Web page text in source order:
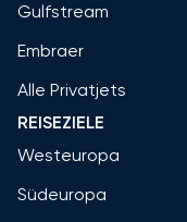
Gulfstream
Embraer
Alle Privatjets
REISEZIELE
Westeuropa
Südeuropa